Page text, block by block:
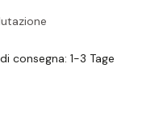
Noccellara, Cerasuola,
consegna: 1-3 Tage